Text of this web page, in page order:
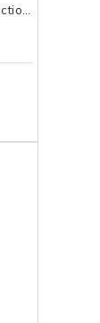
Immunace Extra Protection Vitabiotics 30 tableta